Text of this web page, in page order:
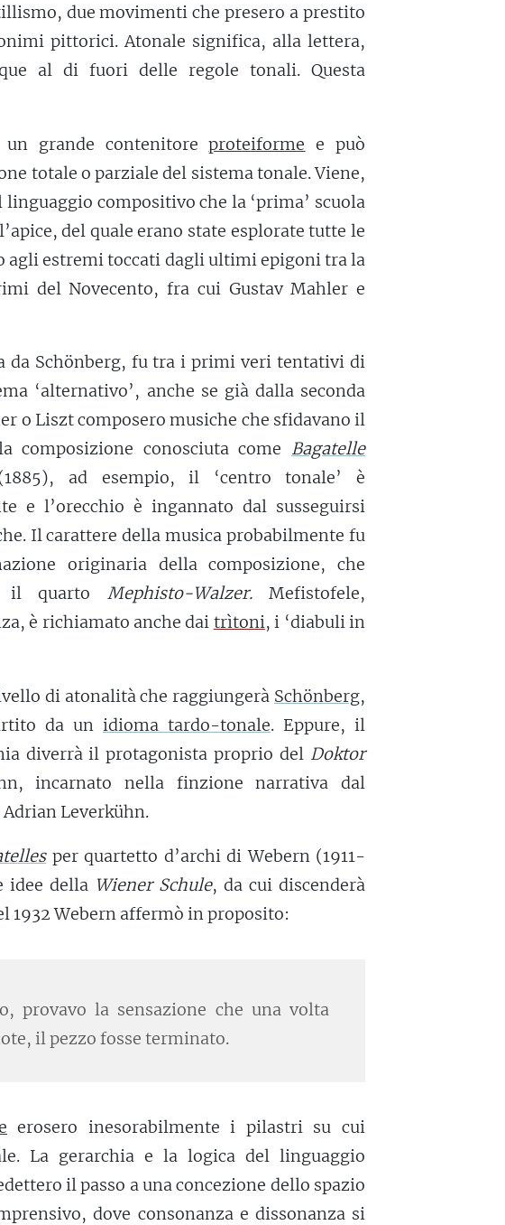
due movimenti che presero a prestito
pittorici. Atonale significa, alla lettera,
al di fuori delle regole tonali. Questa
grande contenitoreproteiforme e può
totale o parziale del sistema tonale. Viene,
compositivo che la ‘prima’ scuola
del quale erano state esplorate tutte le
agli estremi toccati dagli ultimi epigoni tra la
del Novecento, fra cui Gustav Mahler e
da Schönberg, fu tra i primi veri tentativi di
‘alternativo’, anche se già dalla seconda
o Liszt composero musiche che sfidavano il
composizione conosciuta come Bagatelle
ad esempio, il ‘centro tonale’ è
e l’orecchio è ingannato dal susseguirsi
Il carattere della musica probabilmente fu
originaria della composizione, che
il quarto Mephisto-Walzer.Mefistofele,
è richiamato anche dai trìtoni, i ‘diabuli in
di atonalità che raggiungerà Schönberg,
da un idioma tardo-tonale. Eppure, il
diverrà il protagonista proprio del Doktor
incarnato nella finzione narrativa dal
Leverkühn.
per quartetto d’archi di Webern (1911-
idee della Wiener Schule, da cui discenderà
1932 Webern affermò in proposito:
provavo la sensazione che una volta
il pezzo fosse terminato.
erosero inesorabilmente i pilastri su cui
La gerarchia e la logica del linguaggio
il passo a una concezione dello spazio
dove consonanza e dissonanza si